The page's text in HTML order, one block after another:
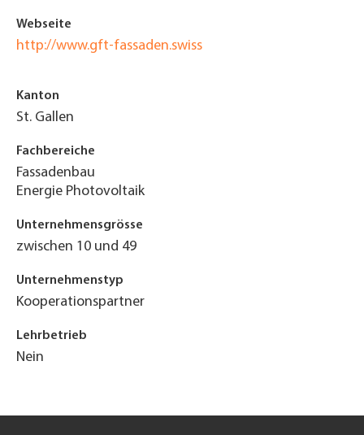
Webseite
http://www.gft-fassaden.swiss
Kanton
St. Gallen
Fachbereiche
Fassadenbau
Energie Photovoltaik
Unternehmensgrösse
zwischen 10 und 49
Unternehmenstyp
Kooperationspartner
Lehrbetrieb
Nein